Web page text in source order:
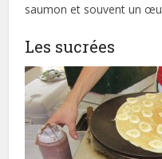
saumon et souvent un
Les sucrées